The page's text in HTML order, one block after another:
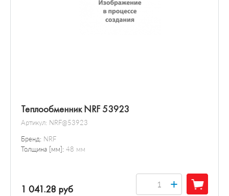
Теплообменник NRF 53923
Артикул: NRF@53923
Бренд: NRF
Толщина [мм]: 48 мм
1 041.28 руб +